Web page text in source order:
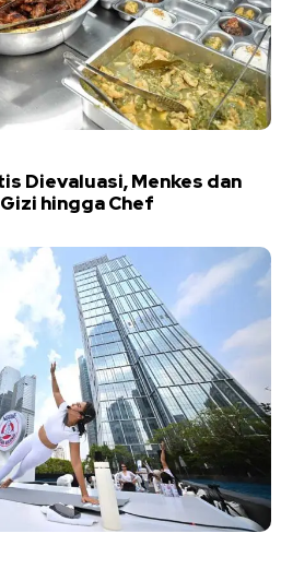
Dievaluasi, Menkes dan
hingga Chef